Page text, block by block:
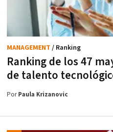
Ranking de los 47
de talento
MANAGEMENT / Ranking
PorPaula Krizanovic